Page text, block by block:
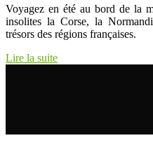
Voyagez en été au bord de la
insolites la Corse, la
trésors des régions françaises.
Lire la suite